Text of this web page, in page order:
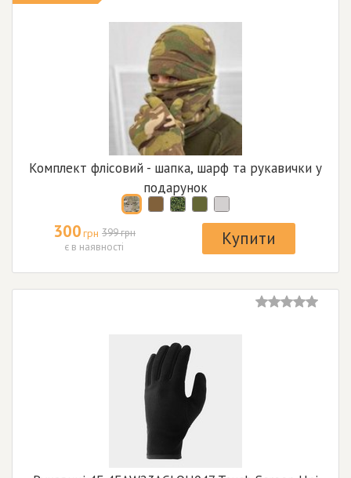
Комплект флісовий - шапка, шарф та рукавички у
подарунок
300грн 399 грн
є в наявності
Купити